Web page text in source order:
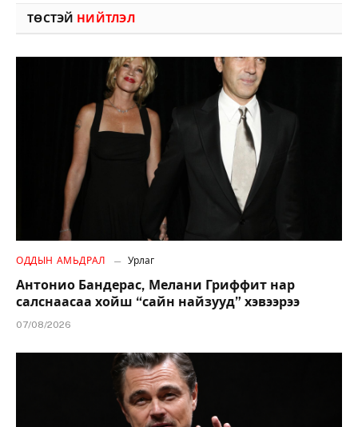
ТӨСТЭЙ НИЙТЛЭЛ
ОДДЫН АМЬДРАЛ Урлаг
Антонио Бандерас, Мелани Гриффит нар
салснаасаа хойш “сайн найзууд” хэвээрээ
07/08/2026